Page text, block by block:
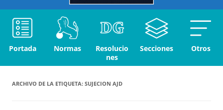
Portada Normas
Resolucio
nes
Secciones Otros
ARCHIVO DE LA ETIQUETA: SUJECION AJD